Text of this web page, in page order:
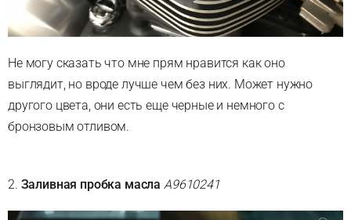
Не могу сказать что мне прям нравится как оно
выглядит, но вроде лучше чем без них. Может нужно
другого цвета, они есть еще черные и немного с
бронзовым отливом.
2. Заливная пробка маслаA9610241